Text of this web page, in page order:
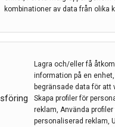
kombinationer av data från olika
Lagra och/eller få
information på en
begränsade data för att
Skapa profiler för
reklam, Använda
personaliserad reklam,
gjort med bland annat